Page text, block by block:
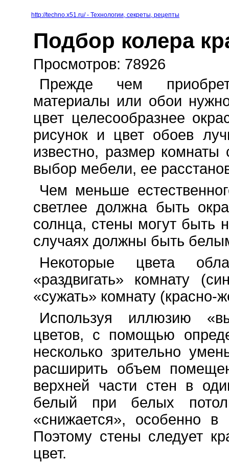
http://techno.x51.ru/ - Технологии, секреты, рецепты
Подбор колера
Просмотров: 78926
Прежде чем
материалы или обои
цвет целесообразнее
рисунок и цвет обоев
известно, размер
выбор мебели, ее
Чем меньше
светлее должна быть
солнца, стены могут быть
случаях должны быть
Некоторые цвета
«раздвигать» комнату
«сужать» комнату (красно-
Используя иллюзию
цветов, с помощью
несколько зрительно
расширить объем
верхней части стен в
белый при белых
«снижается», особенно в
Поэтому стены следует
цвет.